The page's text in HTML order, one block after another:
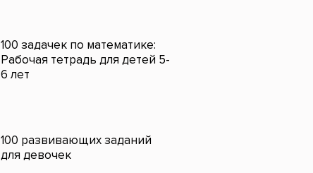
100 задачек по математике:
Рабочая тетрадь для детей 5-
6 лет
100 развивающих заданий
для девочек